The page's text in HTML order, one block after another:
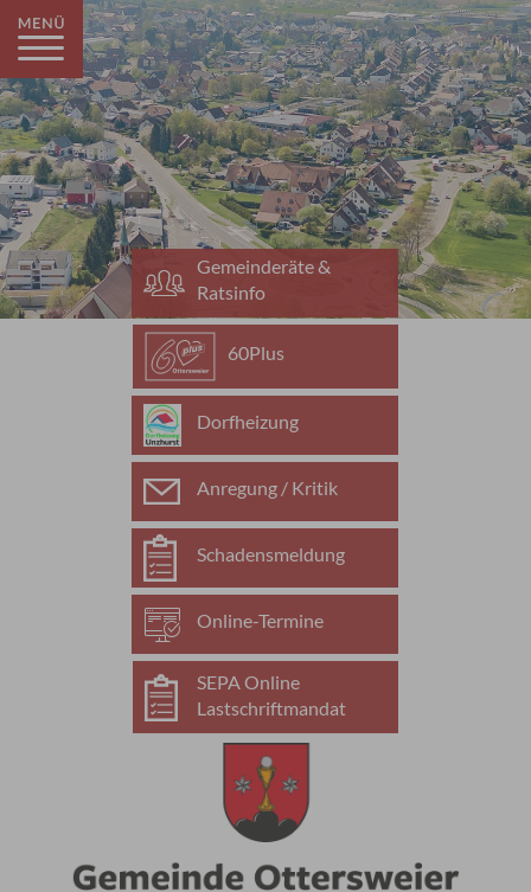
Gemeinderäte &
Ratsinfo
60Plus
Dorfheizung
Anregung / Kritik
Schadensmeldung
Online-Termine
SEPA Online
Lastschriftmandat